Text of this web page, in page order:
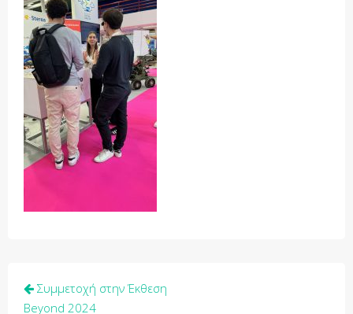
Post
Συμμετοχή στην Έκθεση
Beyond 2024